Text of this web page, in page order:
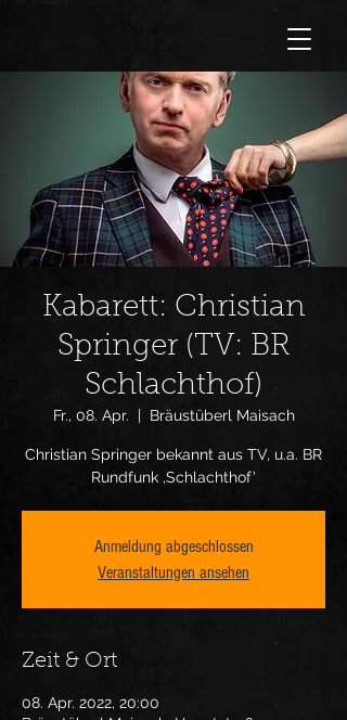
Kabarett: Christian
Springer (TV: BR
Schlachthof)
Fr., 08. Apr.
  |
Bräustüberl Maisach
Christian Springer bekannt aus TV, u.a. BR
Rundfunk ,Schlachthof'
Anmeldung abgeschlossen
Veranstaltungen ansehen
Zeit & Ort
08. Apr. 2022, 20:00